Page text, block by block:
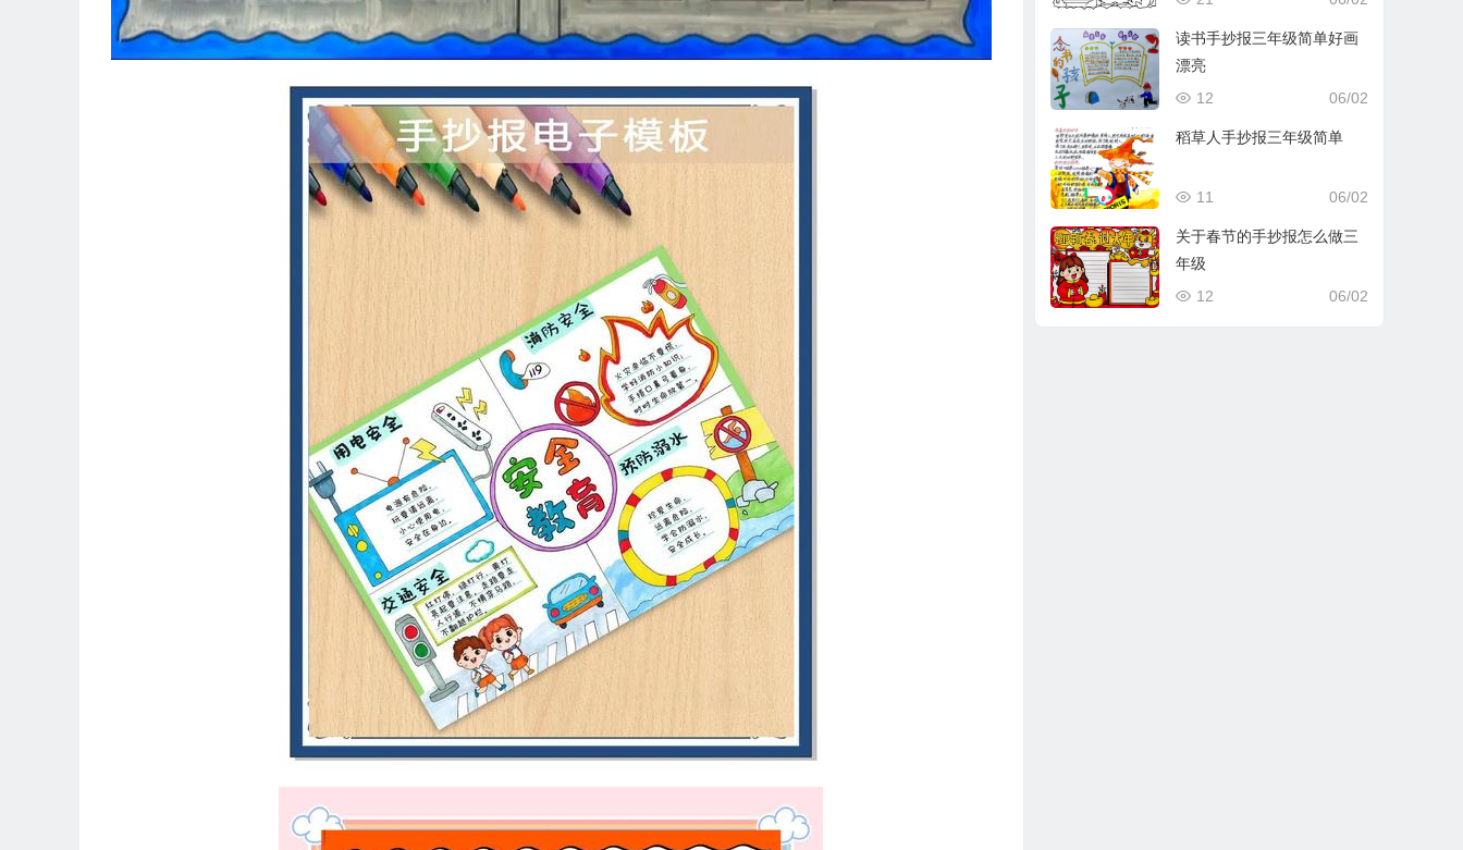
读书手抄报三年级简单好画
漂亮
06/02
12
稻草人手抄报三年级简单
06/02
11
关于春节的手抄报怎么做三
年级
06/02
12